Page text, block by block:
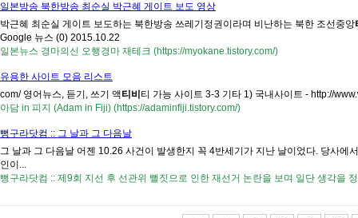
일본방송 북한방송 최순실 박근혜 게이트 보도 영상
박근혜 최순실 게이트 보도하는 북한방송 쓰레기정권이라며 비난하는 북한 조선중앙
Google 뉴스 (0) 2015.10.22
일본뉴스 경마의신 오행경마 재테크 (https://myokane.tistory.com/)
유용한 사이트 모음 리스트
com/ 영어뉴스, 듣기, 쓰기 액티비 티 가능 사이트 3-3 기타 1) 국내사이트 - http://
아담 in 피지 (Adam in Fiji) (https://adaminfiji.tistory.com/)
뻥구라닷컴 :: 그 날과 그 다음날
그 날과 그 다음날 어젠 10.26 사건이 발생한지 꼭 4반세기가 지난 날이었다. 당사
인이...
뻥구라닷컴 :: 제9회 지선 후 선관위 뻘짓으로 인한 재선거 논란을 보며 일단 생각을